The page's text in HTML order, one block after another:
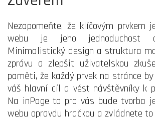
Nezapomeňte, že klíčovým prvkem
webu je jeho jednoduchost a
Minimalistický design a struktura
zprávu a zlepšit uživatelskou
paměti, že každý prvek na stránce
váš hlavní cíl a vést návštěvníky k
Na inPage to pro vás bude tvorba
webu opravdu hračkou a zvládnete to